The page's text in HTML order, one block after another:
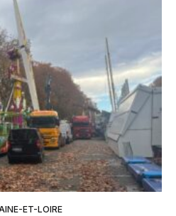
ET-LOIRE